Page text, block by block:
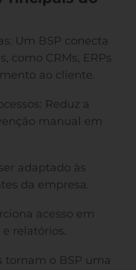
Um BSP conecta
como CRMs, ERPs
ao cliente.
Reduz a
manual em
adaptado às
da empresa.
acesso em
relatórios.
tornam o BSP uma